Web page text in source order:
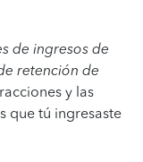
de ingresos de
retención de
y las
que tú ingresaste